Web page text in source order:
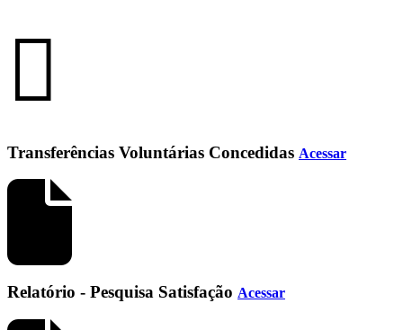
Transferências Voluntárias Concedidas Acessar
Relatório - Pesquisa Satisfação Acessar